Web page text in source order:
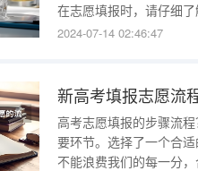
在志愿填报时，请仔细
也可以通过知分选大学
2024-07-14 02:46:47
新高考填报志愿流
高考志愿填报的步骤流
要环节。选择了一个合
不能浪费我们的每一分